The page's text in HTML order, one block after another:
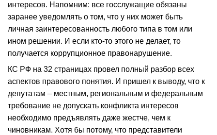
интересов. Напомним: все госслужащие обязаны
заранее уведомлять о том, что у них может быть
личная заинтересованность любого типа в том или
ином решении. И если кто-то этого не делает, то
получается коррупционное правонарушение.
КС РФ на 32 страницах провел полный разбор всех
аспектов правового понятия. И пришел к выводу, что к
депутатам – местным, региональным и федеральным
требование не допускать конфликта интересов
необходимо предъявлять даже жестче, чем к
чиновникам. Хотя бы потому, что представители